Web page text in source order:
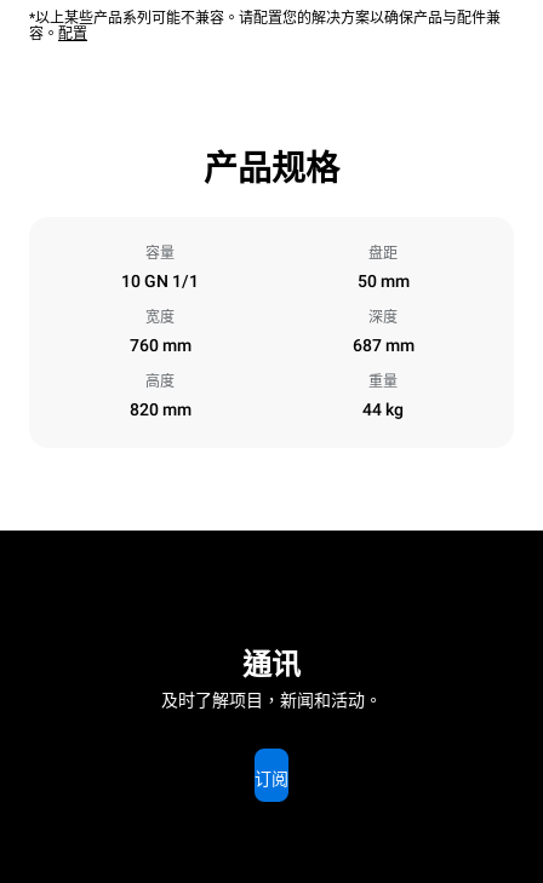
*以上某些产品系列可能不兼容。请配置您的解决方案以确保产品与配件兼
容。 配置
产品规格
容量
10 GN 1/1
盘距
50 mm
宽度
760 mm
深度
687 mm
高度
820 mm
重量
44 kg
通讯
及时了解项目，新闻和活动。
订阅